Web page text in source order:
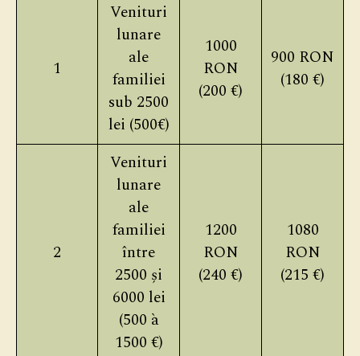
1
Venituri
lunare
ale
familiei
sub 2500
lei (500€)
1000
RON
(200 €)
900 RON
(180 €)
2
Venituri
lunare
ale
familiei
între
2500 și
6000 lei
(500 à
1500 €)
1200
RON
(240 €)
1080
RON
(215 €)